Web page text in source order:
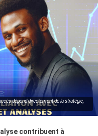
dépend directement de la stratégie,
contribuent à